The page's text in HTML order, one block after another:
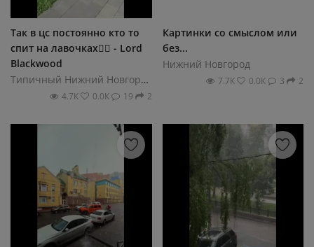
Так в цс постоянно кто то
спит на лавочках🤷‍♂ - Lord
Blackwood
Типичный Нижний Новгород
4.7К 0.0К 19 2
Картинки со смыслом или
без...
Нижний Новгород
7.7К 0.0К 3 2